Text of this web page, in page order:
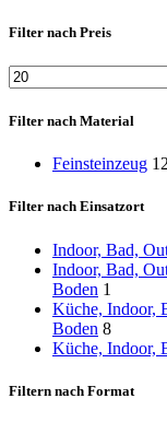
Filter nach Preis
Min.
Preis
Filter nach Material
Feinsteinzeug 12
Filter nach Einsatzort
Indoor, Bad,
Indoor, Bad,
Boden 1
Küche, Indoor,
Boden 8
Küche, Indoor,
Filtern nach Format